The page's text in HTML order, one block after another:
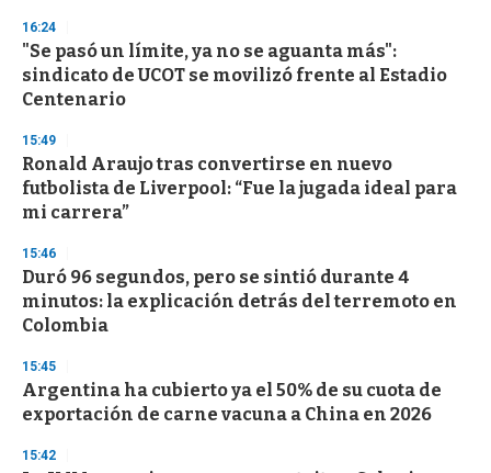
s
e
o
n
16:24
"Se pasó un límite, ya no se aguanta más":
sindicato de UCOT se movilizó frente al Estadio
Centenario
15:49
Ronald Araujo tras convertirse en nuevo
futbolista de Liverpool: “Fue la jugada ideal para
mi carrera”
15:46
Duró 96 segundos, pero se sintió durante 4
minutos: la explicación detrás del terremoto en
Colombia
15:45
Argentina ha cubierto ya el 50% de su cuota de
exportación de carne vacuna a China en 2026
15:42